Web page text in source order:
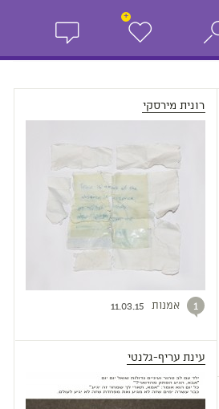
+
רונית מירסקי
1 אמנות 11.03.15
עינת עריף-גלנטי